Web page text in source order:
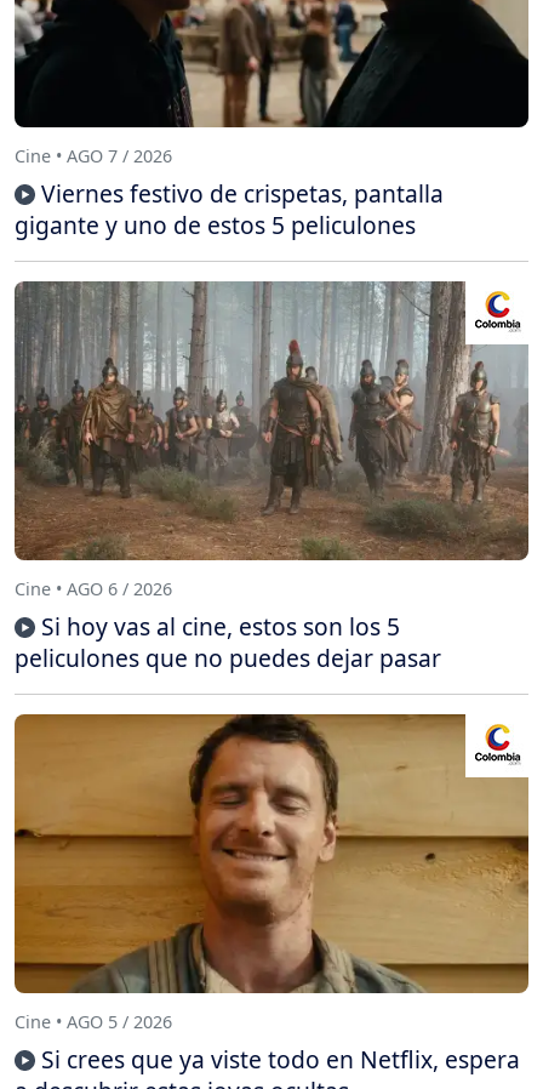
Cine • AGO 7 / 2026
Viernes festivo de crispetas, pantalla
gigante y uno de estos 5 peliculones
Cine • AGO 6 / 2026
Si hoy vas al cine, estos son los 5
peliculones que no puedes dejar pasar
Cine • AGO 5 / 2026
Si crees que ya viste todo en Netflix, espera